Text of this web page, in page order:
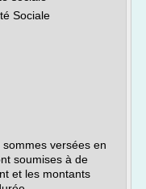
Sociale
versées en
soumises à de
et les montants